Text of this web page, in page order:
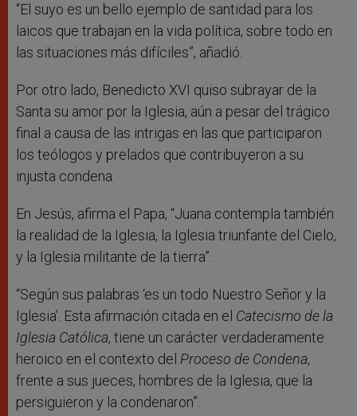
“El suyo es un bello ejemplo de santidad para los
laicos que trabajan en la vida política, sobre todo en
las situaciones más difíciles”, añadió.
Por otro lado, Benedicto XVI quiso subrayar de la
Santa su amor por la Iglesia, aún a pesar del trágico
final a causa de las intrigas en las que participaron
los teólogos y prelados que contribuyeron a su
injusta condena.
En Jesús, afirma el Papa, “Juana contempla también
la realidad de la Iglesia, la Iglesia triunfante del Cielo,
y la Iglesia militante de la tierra”.
“Según sus palabras ‘es un todo Nuestro Señor y la
Iglesia’. Esta afirmación citada en el Catecismo de la
Iglesia Católica, tiene un carácter verdaderamente
heroico en el contexto del Proceso de Condena,
frente a sus jueces, hombres de la Iglesia, que la
persiguieron y la condenaron”.